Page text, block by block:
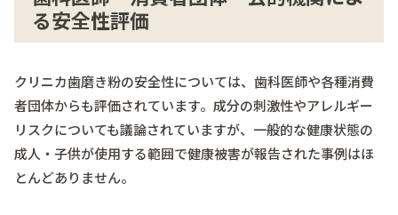
る安全性評価
クリニカ歯磨き粉の安全性については、歯科医師や各種消費
者団体からも評価されています。成分の刺激性やアレルギー
リスクについても議論されていますが、一般的な健康状態の
成人・子供が使用する範囲で健康被害が報告された事例はほ
とんどありません。